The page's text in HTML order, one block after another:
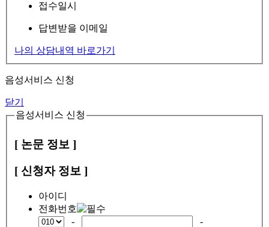
접수일시
답변받을 이메일
나의 상담내역 바로가기
음성서비스 신청
닫기
음성서비스 신청
[ 논문 정보 ]
[ 신청자 정보 ]
아이디
전화번호
-
-